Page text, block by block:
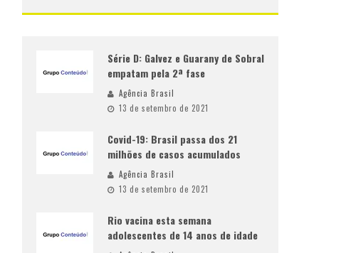
Série D: Galvez e Guarany de Sobral
empatam pela 2ª fase
Agência Brasil
13 de setembro de 2021
Covid-19: Brasil passa dos 21
milhões de casos acumulados
Agência Brasil
13 de setembro de 2021
Rio vacina esta semana
adolescentes de 14 anos de idade